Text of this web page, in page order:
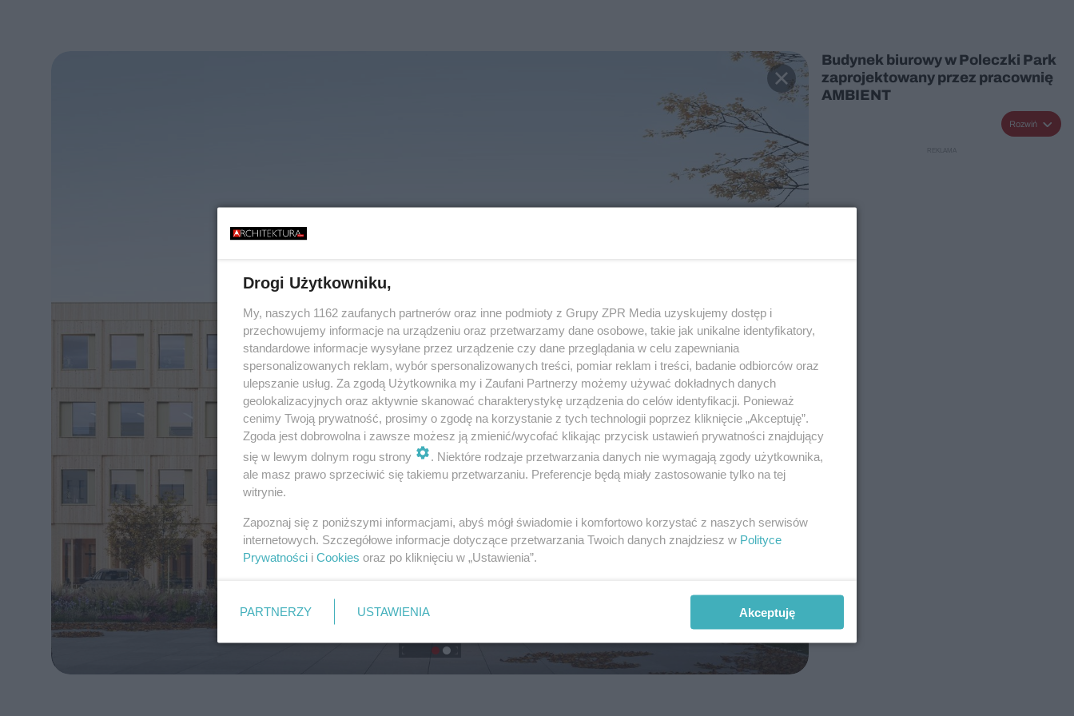
Budynek biurowy w Poleczki Park
zaprojektowany przez pracownię
AMBIENT
Rozwiń
Drogi Użytkowniku,
My, naszych 1162 zaufanych partnerów oraz inne podmioty z Grupy ZPR Media uzyskujemy dostęp i
przechowujemy informacje na urządzeniu oraz przetwarzamy dane osobowe, takie jak unikalne identyfikatory,
standardowe informacje wysyłane przez urządzenie czy dane przeglądania w celu zapewniania
spersonalizowanych reklam, wybór spersonalizowanych treści, pomiar reklam i treści, badanie odbiorców oraz
ulepszanie usług. Za zgodą Użytkownika my i Zaufani Partnerzy możemy używać dokładnych danych
geolokalizacyjnych oraz aktywnie skanować charakterystykę urządzenia do celów identyfikacji. Ponieważ
cenimy Twoją prywatność, prosimy o zgodę na korzystanie z tych technologii poprzez kliknięcie „Akceptuję”.
Zgoda jest dobrowolna i zawsze możesz ją zmienić/wycofać klikając przycisk ustawień prywatności znajdujący
się w lewym dolnym rogu strony
. Niektóre rodzaje przetwarzania danych nie wymagają zgody użytkownika,
ale masz prawo sprzeciwić się takiemu przetwarzaniu. Preferencje będą miały zastosowanie tylko na tej
witrynie.
Zapoznaj się z poniższymi informacjami, abyś mógł świadomie i komfortowo korzystać z naszych serwisów
internetowych. Szczegółowe informacje dotyczące przetwarzania Twoich danych znajdziesz w Polityce
Prywatności i Cookies oraz po kliknięciu w „Ustawienia”.
PARTNERZY USTAWIENIA Akceptuję